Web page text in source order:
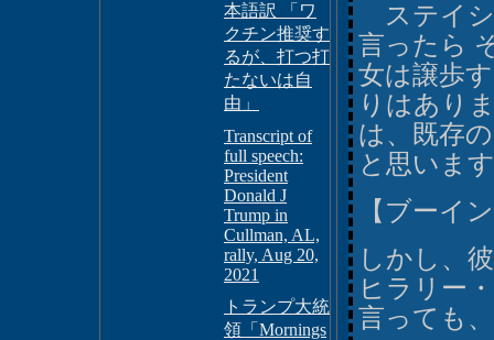
本語訳 「ワ
クチン推奨す
るが、打つ打
たないは自
由」
Transcript of
full speech:
President
Donald J
Trump in
Cullman, AL,
rally, Aug 20,
2021
トランプ大統
領「Mornings
ステイシ
言ったら
女は譲歩
りはあり
は、既存
と思いま
【ブーイ
しかし、
ヒラリー
言っても